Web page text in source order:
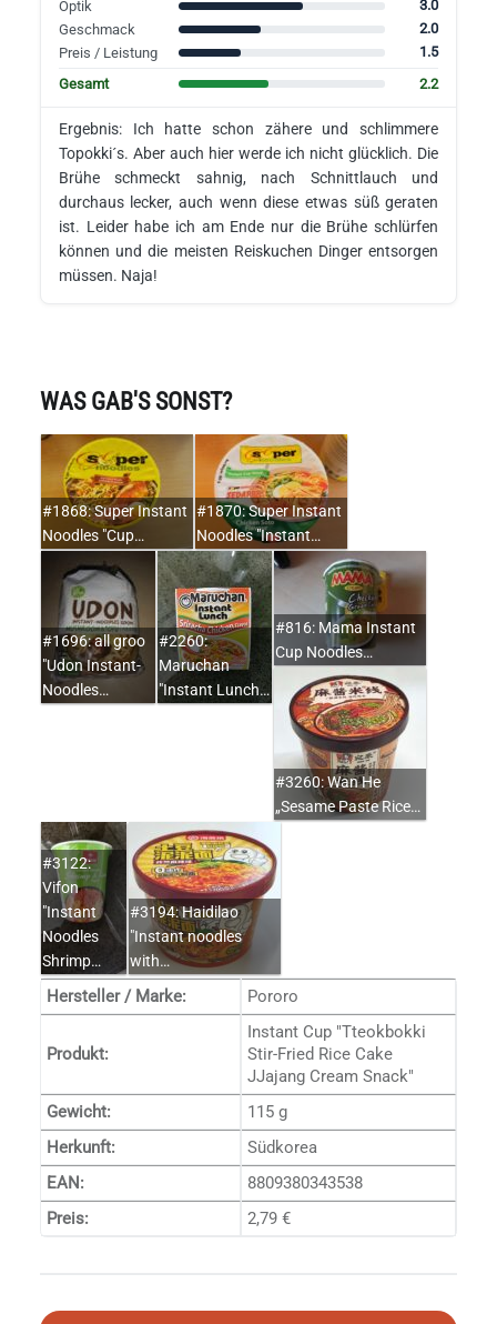
Optik
3.0
Geschmack
2.0
Preis / Leistung
1.5
Gesamt
2.2
Ergebnis: Ich hatte schon zähere und schlimmere
Topokki´s. Aber auch hier werde ich nicht glücklich. Die
Brühe schmeckt sahnig, nach Schnittlauch und
durchaus lecker, auch wenn diese etwas süß geraten
ist. Leider habe ich am Ende nur die Brühe schlürfen
können und die meisten Reiskuchen Dinger entsorgen
müssen. Naja!
WAS GAB'S SONST?
#1868: Super Instant
Noodles "Cup…
#1870: Super Instant
Noodles "Instant…
#1696: all groo
"Udon Instant-
Noodles…
#2260:
Maruchan
"Instant Lunch…
#816: Mama Instant
Cup Noodles…
#3260: Wan He
„Sesame Paste Rice…
#3122:
Vifon
"Instant
Noodles
Shrimp…
#3194: Haidilao
"Instant noodles
with…
Hersteller / Marke: Pororo
Produkt:
Instant Cup "Tteokbokki
Stir-Fried Rice Cake
JJajang Cream Snack"
Gewicht:
115 g
Herkunft:
Südkorea
EAN:
8809380343538
Preis:
2,79 €